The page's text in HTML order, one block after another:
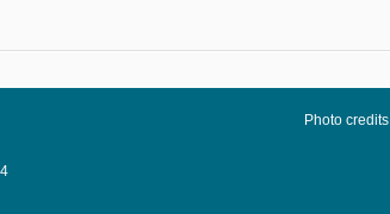
Photo credits